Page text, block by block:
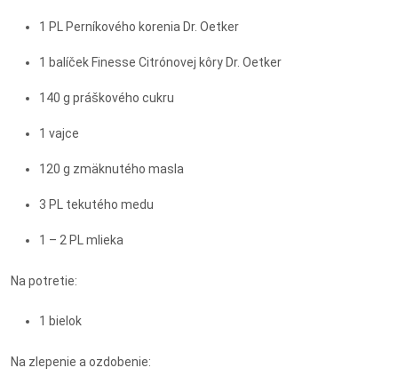
1 PL Perníkového korenia Dr. Oetker
1 balíček Finesse Citrónovej kôry Dr. Oetker
140 g práškového cukru
1 vajce
120 g zmäknutého masla
3 PL tekutého medu
1 – 2 PL mlieka
Na potretie:
1 bielok
Na zlepenie a ozdobenie: